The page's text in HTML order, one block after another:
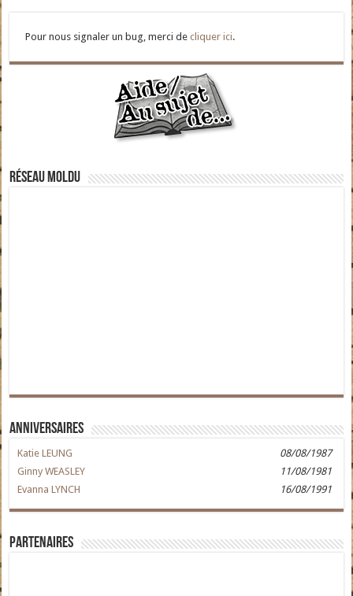
Pour nous signaler un bug, merci decliquer ici.
Réseau moldu
Anniversaires
Katie LEUNG
08/08/1987
Ginny WEASLEY
11/08/1981
Evanna LYNCH
16/08/1991
Partenaires